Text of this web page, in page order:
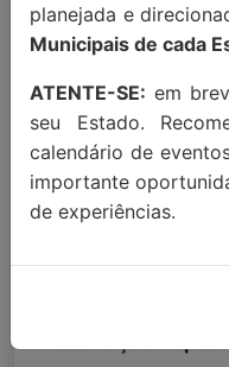
Apoio Institucional:
planejada e
Municipais de cada
ATENTE-SE: em
seu Estado.
calendário de
importante
de experiências.